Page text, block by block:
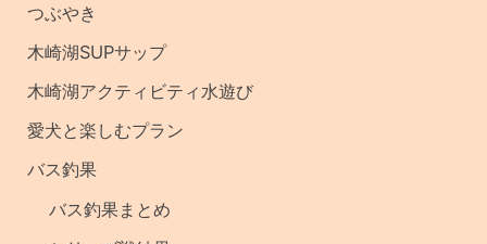
つぶやき
木崎湖SUPサップ
木崎湖アクティビティ水遊び
愛犬と楽しむプラン
バス釣果
バス釣果まとめ
・
釣
果